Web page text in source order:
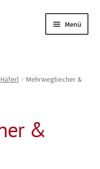
Menü
Mehrwegbecher &
&